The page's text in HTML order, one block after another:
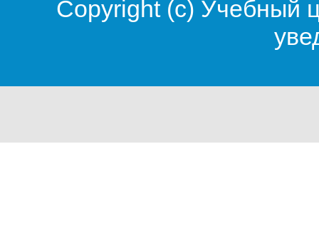
Copyright (c) Учебный